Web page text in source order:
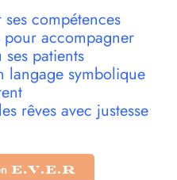
compétences
accompagner
patients
langage symbolique
rêves avec justesse
E.V.E.R